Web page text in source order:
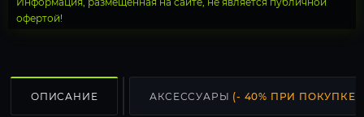
офертой!
ОПИСАНИЕ АКСЕССУАРЫ (- 40% ПРИ ПОКУПКЕ